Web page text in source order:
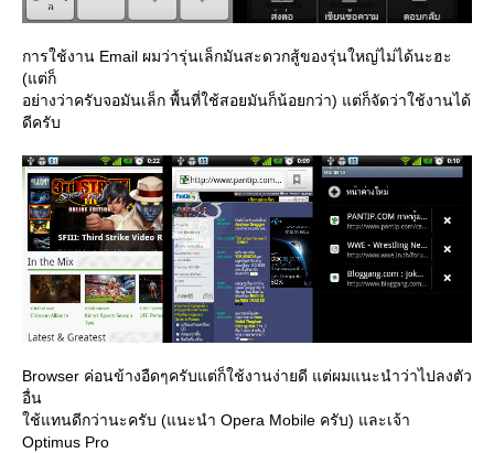
การใช้งาน Email ผมว่ารุ่นเล็กมันสะดวกสู้ของรุ่นใหญ่ไม่ได้นะฮะ
(แต่ก็
อย่างว่าครับจอมันเล็ก พื้นที่ใช้สอยมันก็น้อยกว่า) แต่ก็จัดว่าใช้งานได้
ดีครับ
Browser ค่อนข้างอืดๆครับแต่ก็ใช้งานง่ายดี แต่ผมแนะนำว่าไปลงตัว
อื่น
ช้แทนดีกว่านะครับ (แนะนำ Opera Mobile ครับ) และเจ้า
Optimus Pro